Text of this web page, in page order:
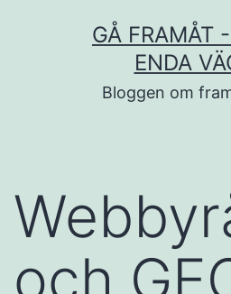
GÅ FRAMÅT
ENDA
Bloggen om
och